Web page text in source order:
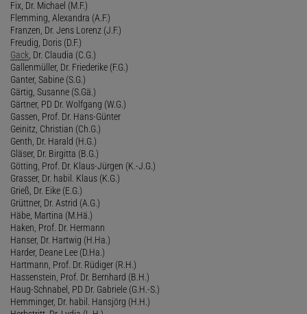
Fix, Dr. Michael (M.F.)
Flemming, Alexandra (A.F.)
Franzen, Dr. Jens Lorenz (J.F.)
Freudig, Doris (D.F.)
Gack , Dr. Claudia (C.G.)
Gallenmüller, Dr. Friederike (F.G.)
Ganter, Sabine (S.G.)
Gärtig, Susanne (S.Gä.)
Gärtner, PD Dr. Wolfgang (W.G.)
Gassen, Prof. Dr. Hans-Günter
Geinitz, Christian (Ch.G.)
Genth, Dr. Harald (H.G.)
Gläser, Dr. Birgitta (B.G.)
Götting, Prof. Dr. Klaus-Jürgen (K.-J.G.)
Grasser, Dr. habil. Klaus (K.G.)
Grieß, Dr. Eike (E.G.)
Grüttner, Dr. Astrid (A.G.)
Häbe, Martina (M.Hä.)
Haken, Prof. Dr. Hermann
Hanser, Dr. Hartwig (H.Ha.)
Harder, Deane Lee (D.Ha.)
Hartmann, Prof. Dr. Rüdiger (R.H.)
Hassenstein, Prof. Dr. Bernhard (B.H.)
Haug-Schnabel, PD Dr. Gabriele (G.H.-S.)
Hemminger, Dr. habil. Hansjörg (H.H.)